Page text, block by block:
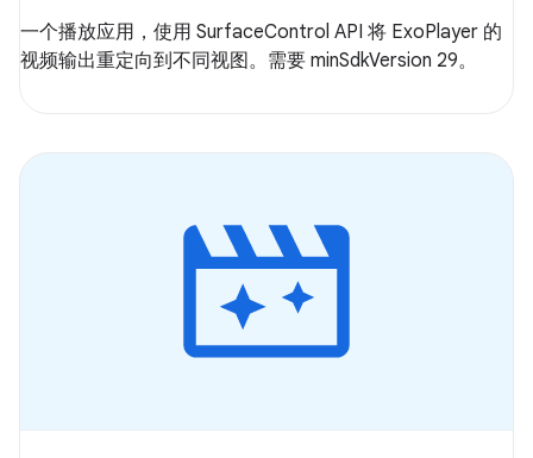
一个播放应用，使用 SurfaceControl API 将 ExoPlayer 的
视频输出重定向到不同视图。需要 minSdkVersion 29。